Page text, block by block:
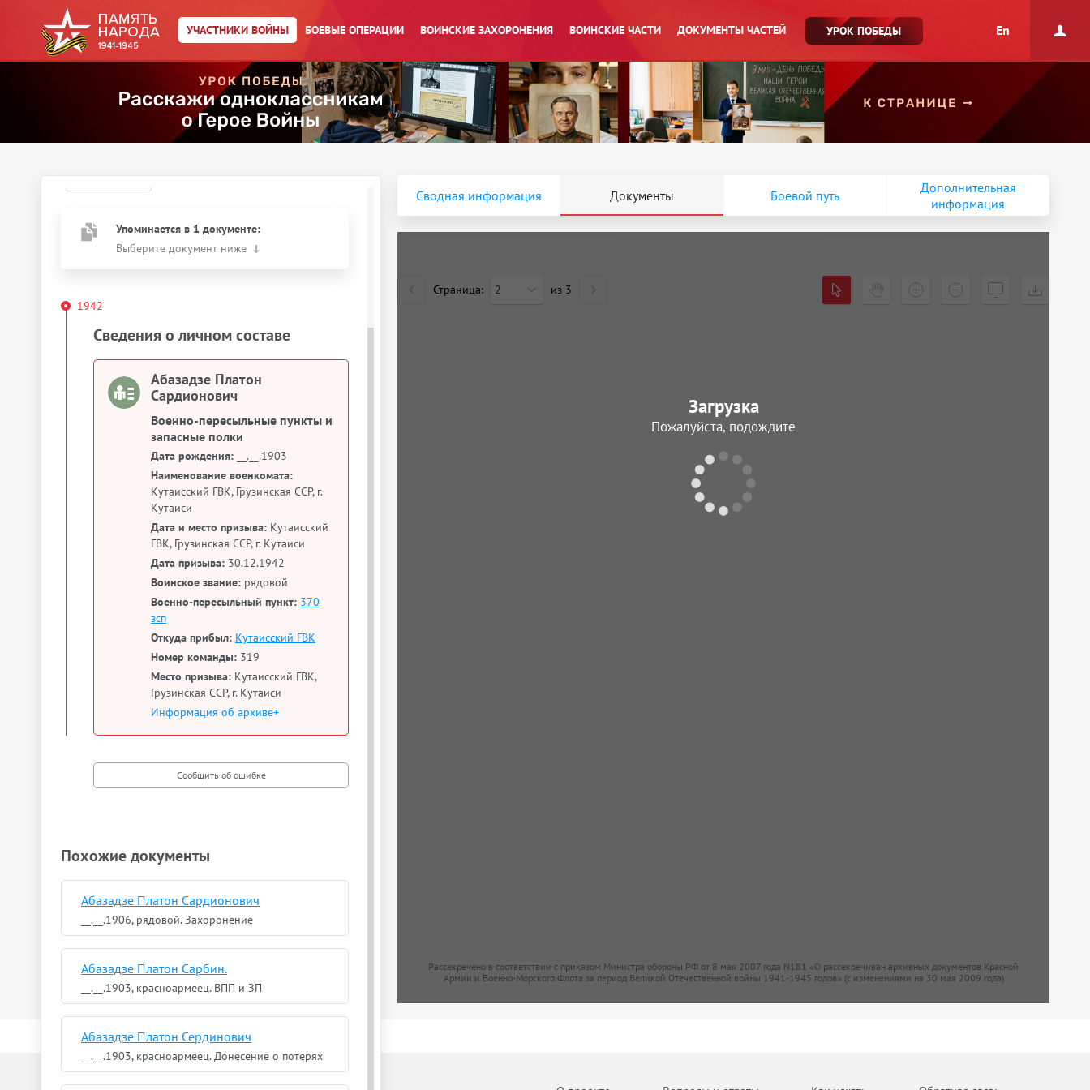
УЧАСТНИКИ ВОЙНЫ БОЕВЫЕ ОПЕРАЦИИ ВОИНСКИЕ ЗАХОРОНЕНИЯ ВОИНСКИЕ ЧАСТИ ДОКУМЕНТЫ ЧАСТЕЙ УРОК ПОБЕДЫ En
Главная страница/ Участники войны/
←К результатам поиска
Абазадзе Платон
Сардионович
__.__.1903
Упоминается в 1 документе:
Выберите документ ниже
1942
Сведения о личном составе
Абазадзе Платон
Сардионович
Военно-пересыльные пункты и
запасные полки
Дата рождения: __.__.1903
Наименование военкомата:
Кутаисский ГВК, Грузинская ССР, г.
Кутаиси
Дата и место призыва: Кутаисский
ГВК, Грузинская ССР, г. Кутаиси
Дата призыва: 30.12.1942
Воинское звание: рядовой
Военно-пересыльный пункт: 370
зсп
Откуда прибыл: Кутаисский ГВК
Номер команды: 319
Место призыва: Кутаисский ГВК,
Грузинская ССР, г. Кутаиси
Информация об архиве+
Похожие документы
Абазадзе Платон Сардионович
__.__.1906, рядовой. Захоронение
Абазадзе Платон Сарбин.
__.__.1903, красноармеец. ВПП и ЗП
Абазадзе Платон Сердинович
__.__.1903, красноармеец. Донесение о потерях
Сводная информация Документы Боевой путь
Дополнительная
информация
Страница: 2 из 3
Рассекречено в соответствии с приказом Министра обороны РФ от 8 мая 2007 года N181 «О рассекречиван архивных документов Красной
Армии и Военно-Морского Флота за период Великой Отечественной войны 1941-1945 годов» (с изменениями на 30 мая 2009 года)
Загрузка
Пожалуйста, подождите